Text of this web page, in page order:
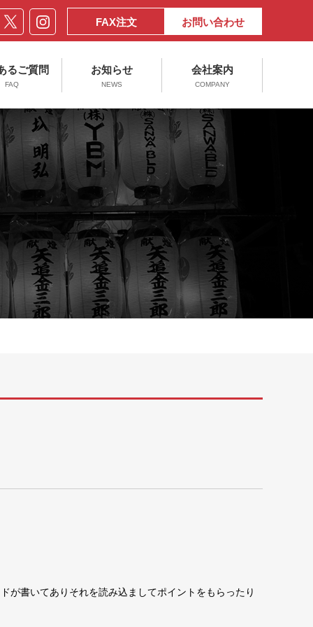
FAX注文 お問い合わせ
るご質問
FAQ
お知らせ
NEWS
会社案内
COMPANY
が書いてありそれを読み込ましてポイントをもらったり